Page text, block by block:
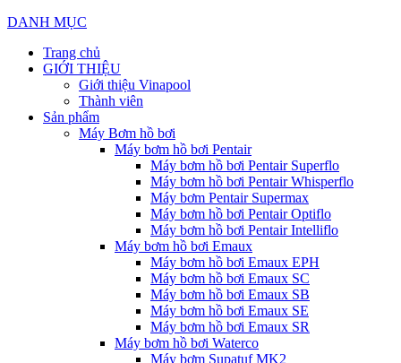
DANH MỤC
Trang chủ
GIỚI THIỆU
Giới thiệu Vinapool
Thành viên
Sản phẩm
Máy Bơm hồ bơi
Máy bơm hồ bơi Pentair
Máy bơm hồ bơi Pentair Superflo
Máy bơm hồ bơi Pentair Whisperflo
Máy bơm Pentair Supermax
Máy bơm hồ bơi Pentair Optiflo
Máy bơm hồ bơi Pentair Intelliflo
Máy bơm hồ bơi Emaux
Máy bơm hồ bơi Emaux EPH
Máy bơm hồ bơi Emaux SC
Máy bơm hồ bơi Emaux SB
Máy bơm hồ bơi Emaux SE
Máy bơm hồ bơi Emaux SR
Máy bơm hồ bơi Waterco
Máy bơm Supatuf MK2